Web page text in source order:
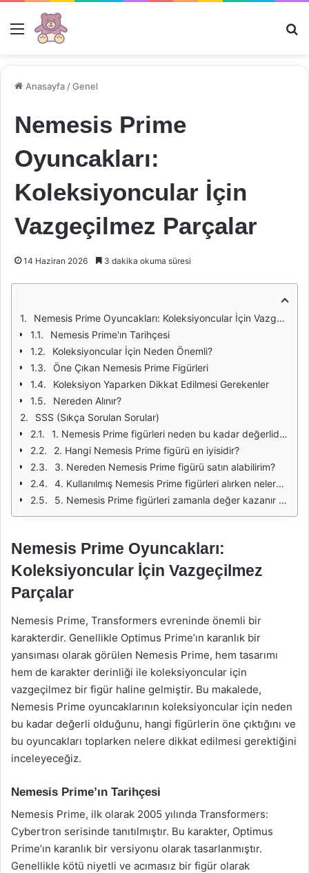
Menü
Anasayfa /Genel
Nemesis Prime
Oyuncakları:
Koleksiyoncular İçin
Vazgeçilmez Parçalar
14 Haziran 2026 3 dakika okuma süresi
Nemesis Prime Oyuncakları: Koleksiyoncular İçin Vazgeçilmez Parçalar
Nemesis Prime'ın Tarihçesi
Koleksiyoncular İçin Neden Önemli?
Öne Çıkan Nemesis Prime Figürleri
Koleksiyon Yaparken Dikkat Edilmesi Gerekenler
Nereden Alınır?
SSS (Sıkça Sorulan Sorular)
1. Nemesis Prime figürleri neden bu kadar değerlidir?
2. Hangi Nemesis Prime figürü en iyisidir?
3. Nereden Nemesis Prime figürü satın alabilirim?
4. Kullanılmış Nemesis Prime figürleri alırken nelere dikkat etmeliyim?
5. Nemesis Prime figürleri zamanla değer kazanır mı?
Nemesis Prime Oyuncakları:
Koleksiyoncular İçin Vazgeçilmez
Parçalar
Nemesis Prime, Transformers evreninde önemli bir
karakterdir. Genellikle Optimus Prime’ın karanlık bir
yansıması olarak görülen Nemesis Prime, hem tasarımı
hem de karakter derinliği ile koleksiyoncular için
vazgeçilmez bir figür haline gelmiştir. Bu makalede,
Nemesis Prime oyuncaklarının koleksiyoncular için neden
bu kadar değerli olduğunu, hangi figürlerin öne çıktığını ve
bu oyuncakları toplarken nelere dikkat edilmesi gerektiğini
inceleyeceğiz.
Nemesis Prime’ın Tarihçesi
Nemesis Prime, ilk olarak 2005 yılında Transformers:
Cybertron serisinde tanıtılmıştır. Bu karakter, Optimus
Prime’ın karanlık bir versiyonu olarak tasarlanmıştır.
Genellikle kötü niyetli ve acımasız bir figür olarak